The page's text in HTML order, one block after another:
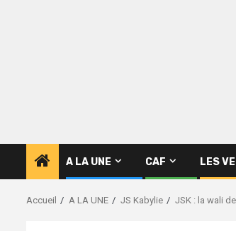
A LA UNE CAF LES
Accueil A LA UNE JS Kabylie JSK : la wali